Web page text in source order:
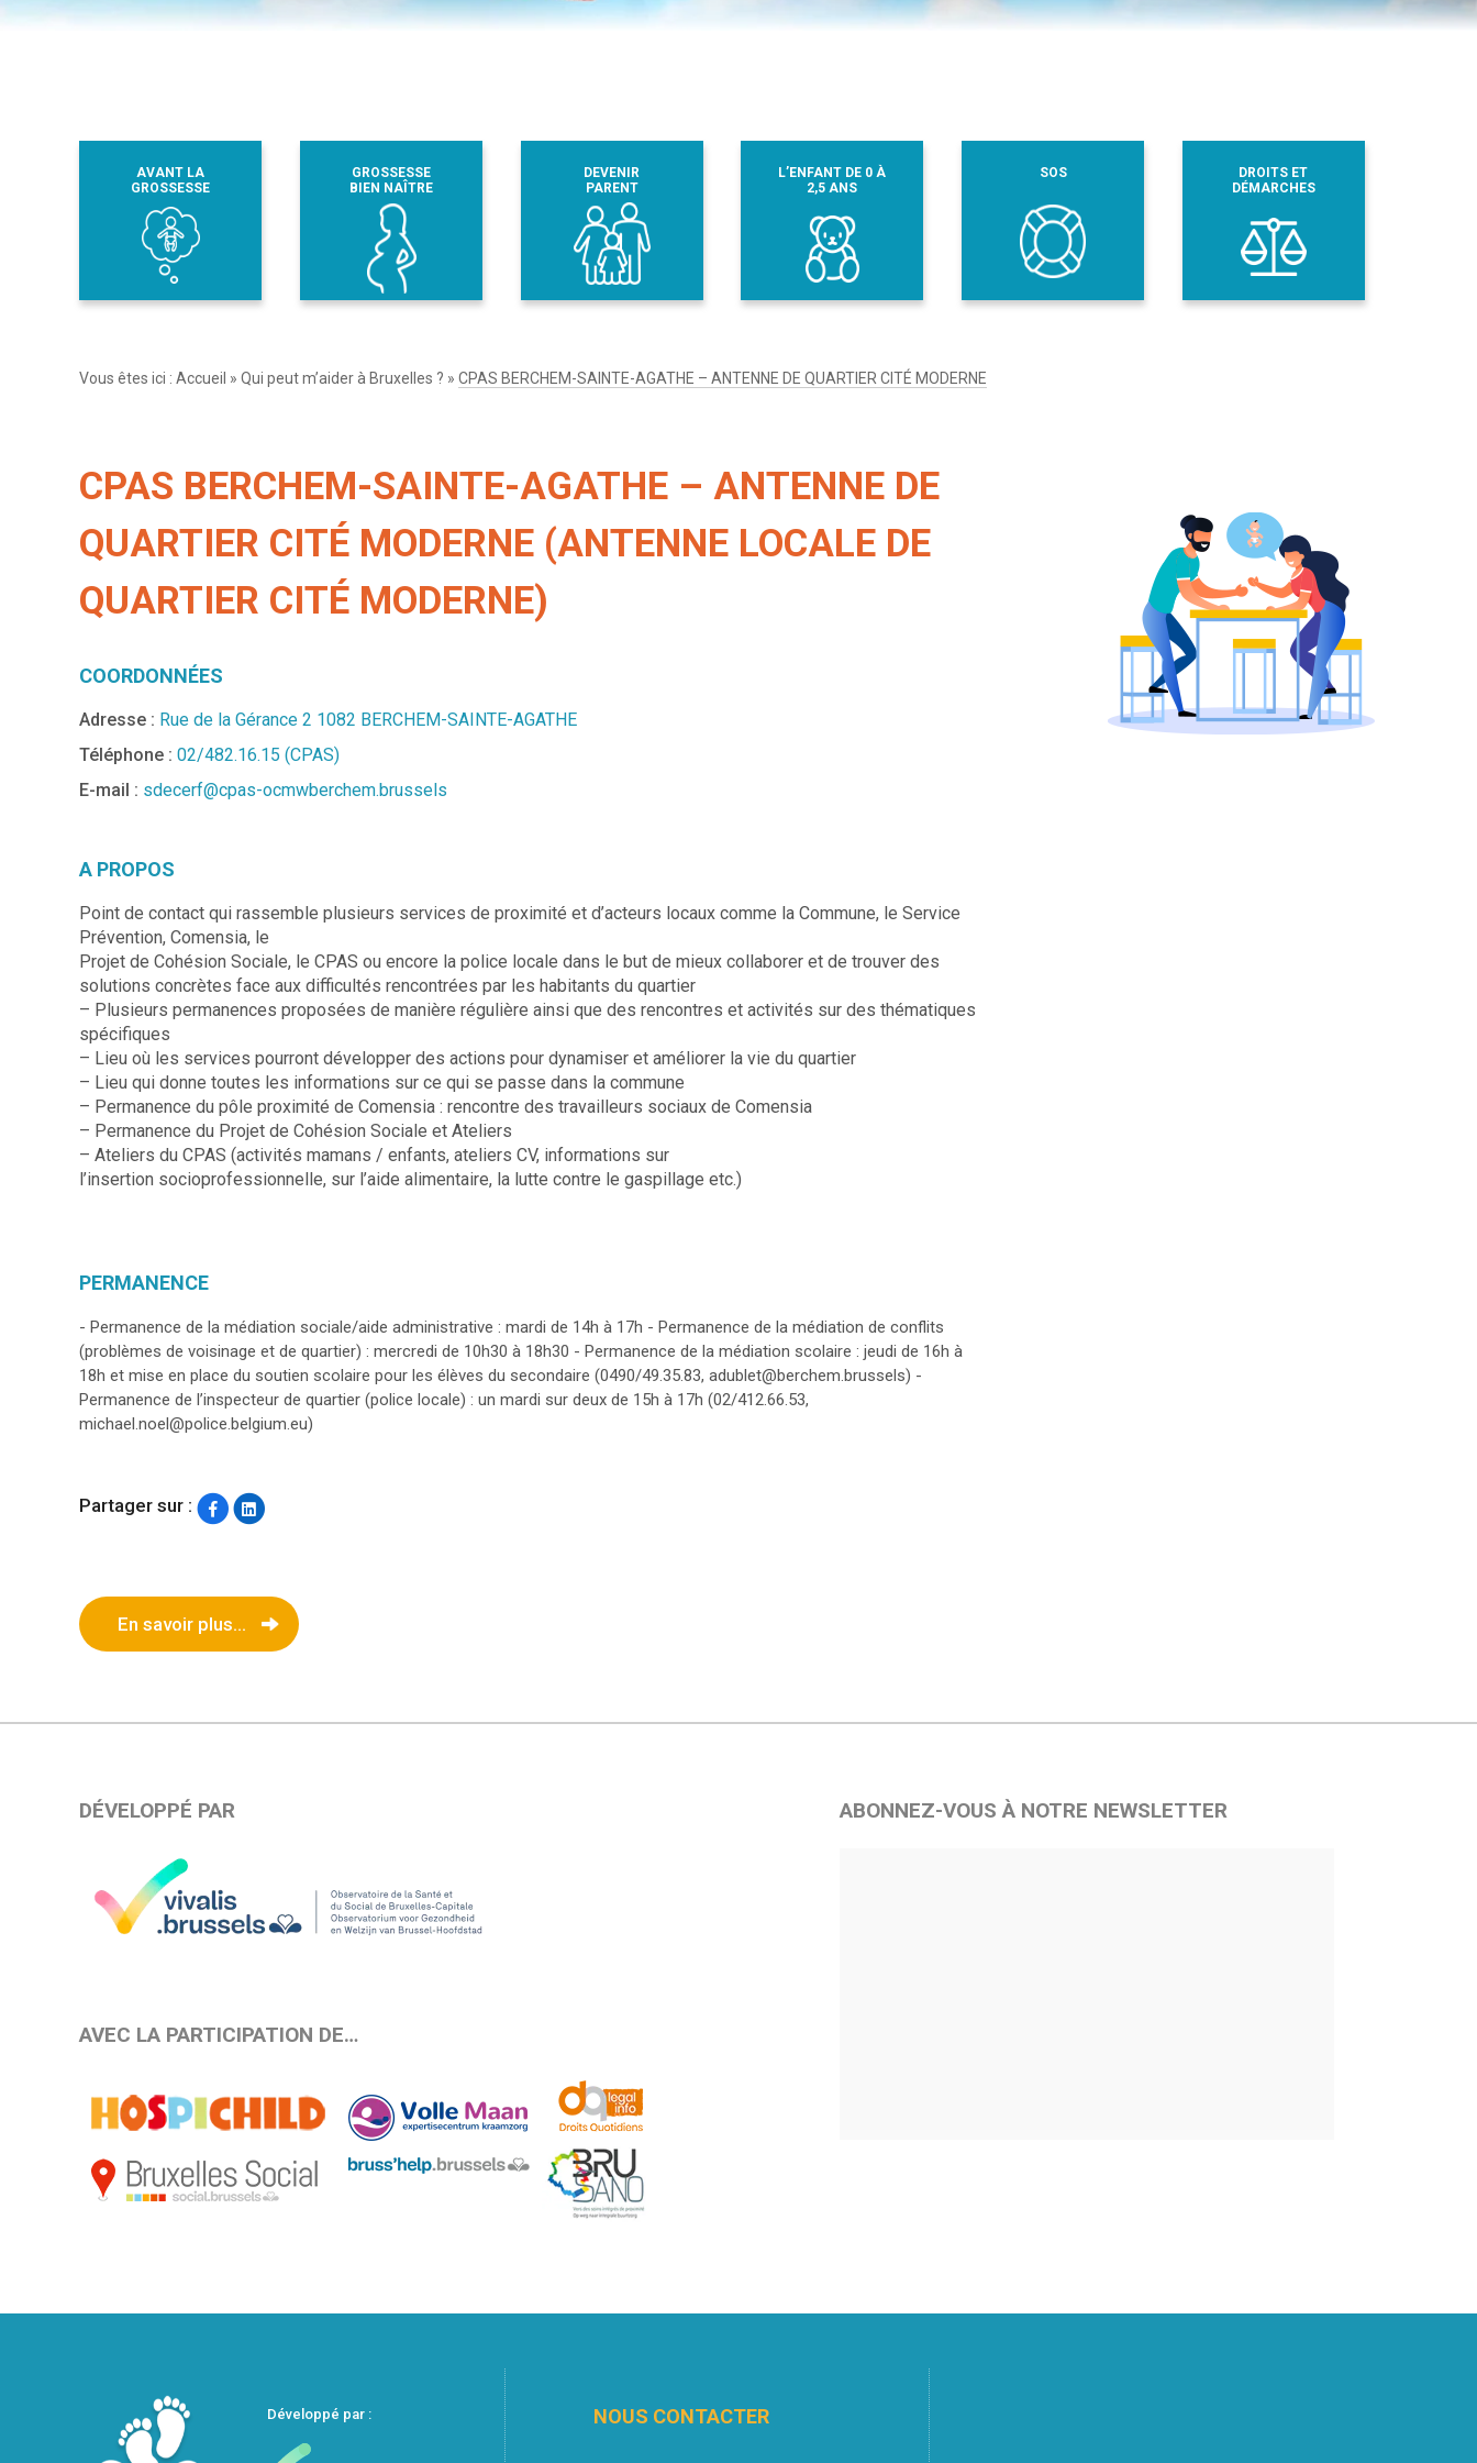
AVANT LA
GROSSESSE
GROSSESSE
BIEN NAÎTRE
DEVENIR
PARENT
L’ENFANT DE 0 À
2,5 ANS
SOS
DROITS ET
DÉMARCHES
Vous êtes ici : Accueil » Qui peut m’aider à Bruxelles ? » CPAS BERCHEM-SAINTE-AGATHE – ANTENNE DE QUARTIER CITÉ MODERNE
CPAS BERCHEM-SAINTE-AGATHE – ANTENNE DE
QUARTIER CITÉ MODERNE (ANTENNE LOCALE DE
QUARTIER CITÉ MODERNE)
COORDONNÉES
Adresse : Rue de la Gérance 2 1082 BERCHEM-SAINTE-AGATHE
Téléphone : 02/482.16.15 (CPAS)
E-mail : sdecerf@cpas-ocmwberchem.brussels
A PROPOS
Point de contact qui rassemble plusieurs services de proximité et d’acteurs locaux comme la Commune, le Service
Prévention, Comensia, le
Projet de Cohésion Sociale, le CPAS ou encore la police locale dans le but de mieux collaborer et de trouver des
solutions concrètes face aux difficultés rencontrées par les habitants du quartier
– Plusieurs permanences proposées de manière régulière ainsi que des rencontres et activités sur des thématiques
spécifiques
– Lieu où les services pourront développer des actions pour dynamiser et améliorer la vie du quartier
– Lieu qui donne toutes les informations sur ce qui se passe dans la commune
– Permanence du pôle proximité de Comensia : rencontre des travailleurs sociaux de Comensia
– Permanence du Projet de Cohésion Sociale et Ateliers
– Ateliers du CPAS (activités mamans / enfants, ateliers CV, informations sur
l’insertion socioprofessionnelle, sur l’aide alimentaire, la lutte contre le gaspillage etc.)
PERMANENCE
- Permanence de la médiation sociale/aide administrative : mardi de 14h à 17h - Permanence de la médiation de conflits
(problèmes de voisinage et de quartier) : mercredi de 10h30 à 18h30 - Permanence de la médiation scolaire : jeudi de 16h à
18h et mise en place du soutien scolaire pour les élèves du secondaire (0490/49.35.83, adublet@berchem.brussels) -
Permanence de l’inspecteur de quartier (police locale) : un mardi sur deux de 15h à 17h (02/412.66.53,
michael.noel@police.belgium.eu)
Partager sur :
En savoir plus...
DÉVELOPPÉ PAR
AVEC LA PARTICIPATION DE…
ABONNEZ-VOUS À NOTRE NEWSLETTER
Développé par : NOUS CONTACTER